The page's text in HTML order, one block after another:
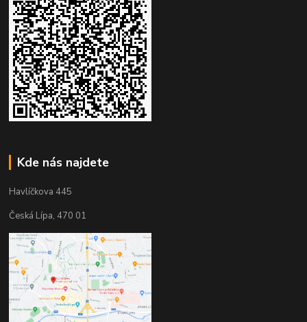
Kde nás najdete
Havlíčkova 445
Česká Lípa, 470 01